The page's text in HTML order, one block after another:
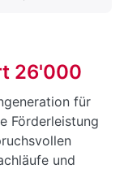
26'000
für
Förderleistung
und